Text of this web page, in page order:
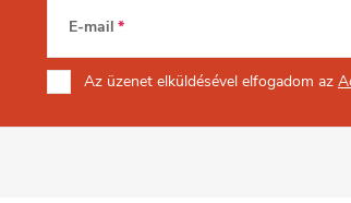
E-mail
Az üzenet elküldésével elfogadom az